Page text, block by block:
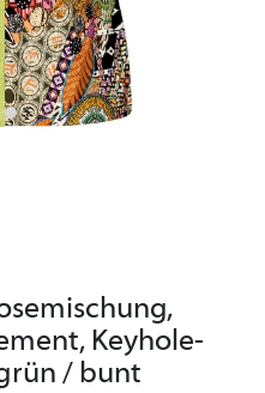
Keyhole-
/ bunt